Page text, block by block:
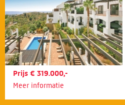
Prijs € 319.000,-
Meer informatie